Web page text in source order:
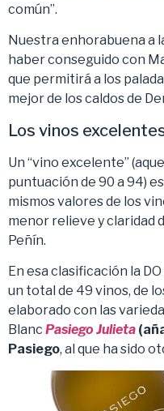
común”.
Nuestra enhorabuena a
haber conseguido con
que permitirá a los
mejor de los caldos de
Los vinos
Un “vino excelente”
puntuación de 90 a 94)
mismos valores de los
menor relieve y claridad
Peñín.
En esa clasificación la
un total de 49 vinos, de
elaborado con las
Blanc Pasiego Julieta
Pasiego, al que ha sido